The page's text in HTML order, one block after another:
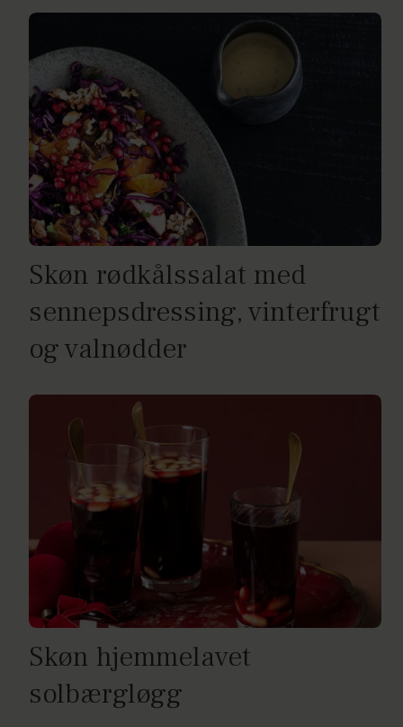
Skøn rødkålssalat med
sennepsdressing, vinterfrugt
og valnødder
Skøn hjemmelavet
solbærgløgg